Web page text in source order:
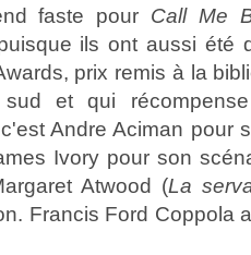
faste pour Call Me
ils ont aussi été
prix remis à la
sud et qui
Andre Aciman pour
Ivory pour son
Atwood (La
Francis Ford Coppola